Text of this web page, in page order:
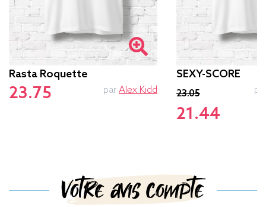
Rasta Roquette
23.75 par Alex Kidd
SEXY-SCORE
23.05
21.44
Votre avis compte